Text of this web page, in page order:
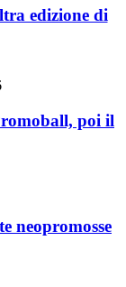
edizione di
poi il
neopromosse